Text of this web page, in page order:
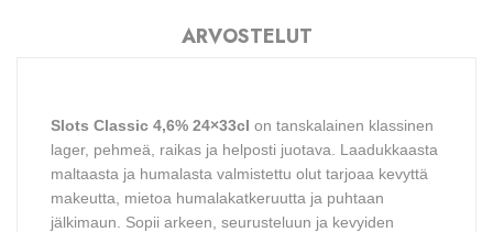
ARVOSTELUT
Slots Classic 4,6% 24×33cl on tanskalainen klassinen
lager, pehmeä, raikas ja helposti juotava. Laadukkaasta
maltaasta ja humalasta valmistettu olut tarjoaa kevyttä
makeutta, mietoa humalakatkeruutta ja puhtaan
jälkimaun. Sopii arkeen, seurusteluun ja kevyiden